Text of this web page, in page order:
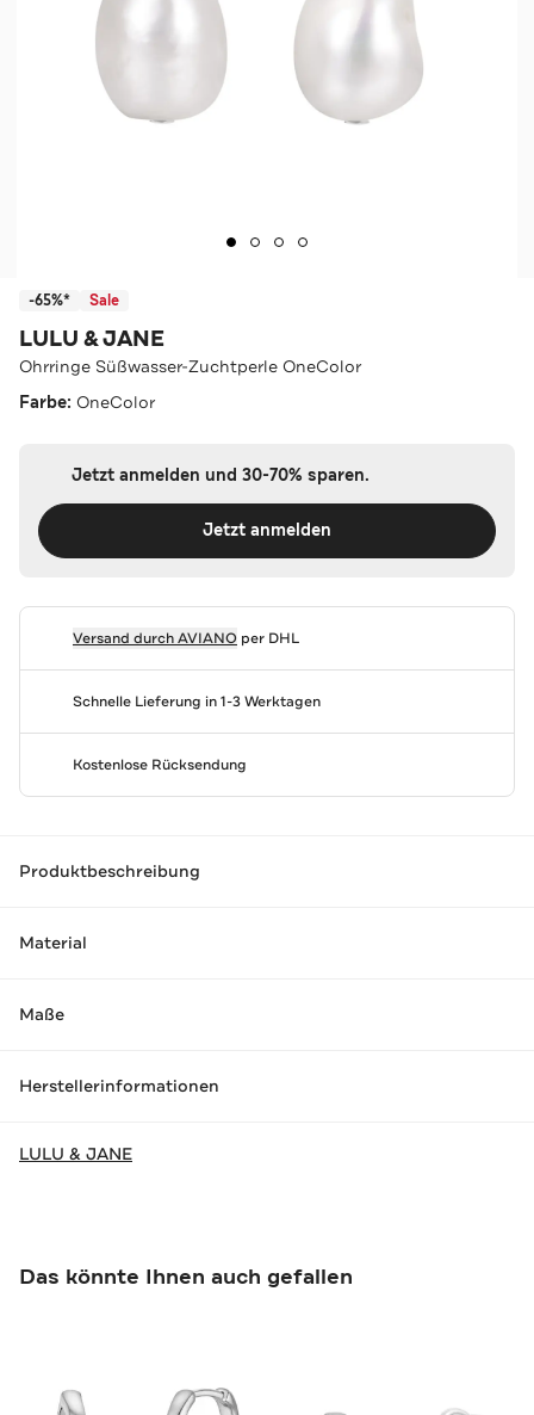
-65%* Sale
LULU & JANE
Ohrringe Süßwasser-Zuchtperle OneColor
Farbe: OneColor
Jetzt anmelden und 30-70% sparen.
Jetzt anmelden
Versand durchAVIANOper DHL
Schnelle Lieferung in 1-3 Werktagen
Kostenlose Rücksendung
Produktbeschreibung
Material
Maße
Herstellerinformationen
LULU & JANE
Das könnte Ihnen auch gefallen